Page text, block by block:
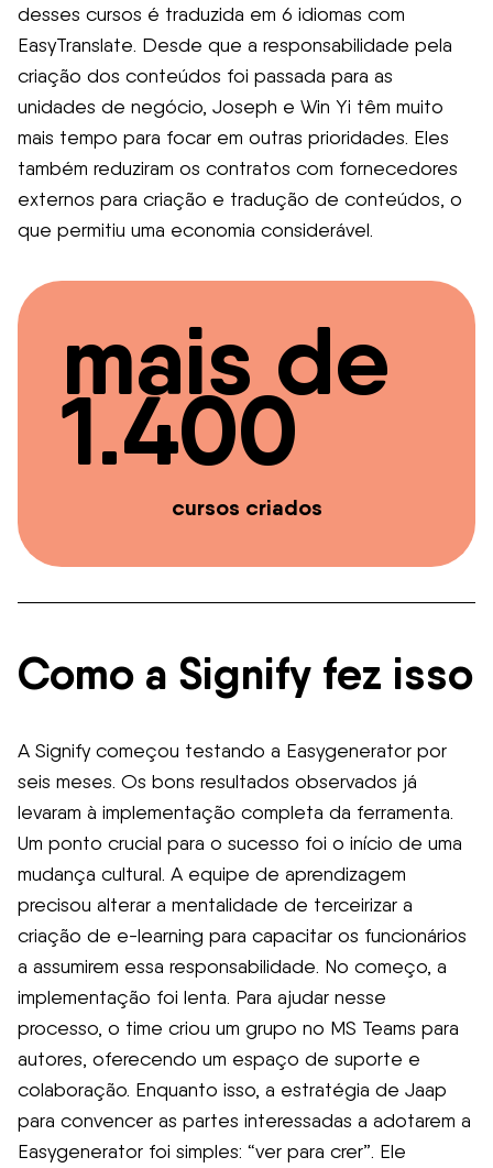
desses cursos é traduzida em 6 idiomas com
EasyTranslate. Desde que a responsabilidade pela
criação dos conteúdos foi passada para as
unidades de negócio, Joseph e Win Yi têm muito
mais tempo para focar em outras prioridades. Eles
também reduziram os contratos com fornecedores
externos para criação e tradução de conteúdos, o
que permitiu uma economia considerável.
mais de
1.400
cursos criados
Como a Signify fez isso
A Signify começou testando a Easygenerator por
seis meses. Os bons resultados observados já
levaram à implementação completa da ferramenta.
Um ponto crucial para o sucesso foi o início de uma
mudança cultural. A equipe de aprendizagem
precisou alterar a mentalidade de terceirizar a
criação de e-learning para capacitar os funcionários
a assumirem essa responsabilidade. No começo, a
implementação foi lenta. Para ajudar nesse
processo, o time criou um grupo no MS Teams para
autores, oferecendo um espaço de suporte e
colaboração. Enquanto isso, a estratégia de Jaap
para convencer as partes interessadas a adotarem a
Easygenerator foi simples: “ver para crer”. Ele